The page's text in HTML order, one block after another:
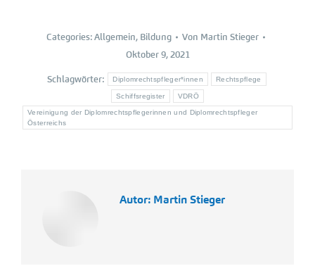
Categories:Allgemein, Bildung Von Martin Stieger
Oktober 9, 2021
Schlagwörter: Diplomrechtspfleger*innen Rechtspflege
Schiffsregister VDRÖ
Vereinigung der Diplomrechtspflegerinnen und Diplomrechtspfleger
Österreichs
Autor: Martin Stieger